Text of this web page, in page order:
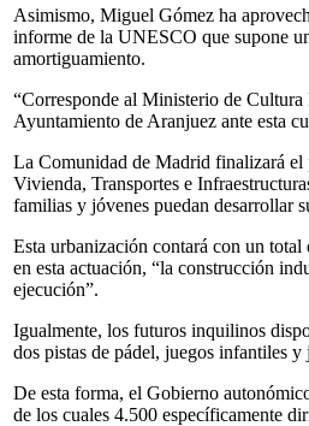
Asimismo, Miguel Gómez ha
informe de la UNESCO que supone
amortiguamiento.
“Corresponde al Ministerio de
Ayuntamiento de Aranjuez ante esta
La Comunidad de Madrid finalizará
Vivienda, Transportes e
familias y jóvenes puedan desarrollar
Esta urbanización contará con un
en esta actuación, “la construcción
ejecución”.
Igualmente, los futuros inquilinos
dos pistas de pádel, juegos infantiles y
De esta forma, el Gobierno
de los cuales 4.500 específicamente